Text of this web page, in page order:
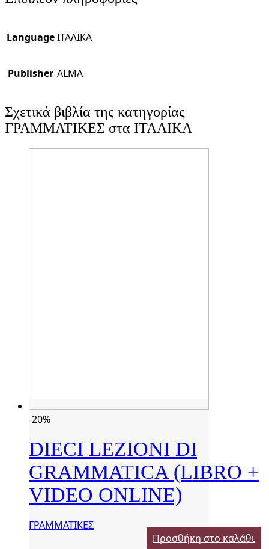
LanguageΙΤΑΛΙΚΑ
Publisher ALMA
Σχετικά βιβλία της κατηγορίας
ΓΡΑΜΜΑΤΙΚΕΣ στα ΙΤΑΛΙΚΑ
-20%
DIECI LEZIONI DI
GRAMMATICA (LIBRO +
VIDEO ONLINE)
ΓΡΑΜΜΑΤΙΚΕΣ
Προσθήκη στο καλάθι